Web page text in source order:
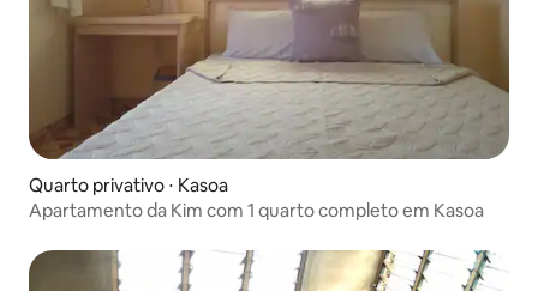
Quarto privativo ⋅ Kasoa
Apartamento da Kim com 1 quarto completo em Kasoa